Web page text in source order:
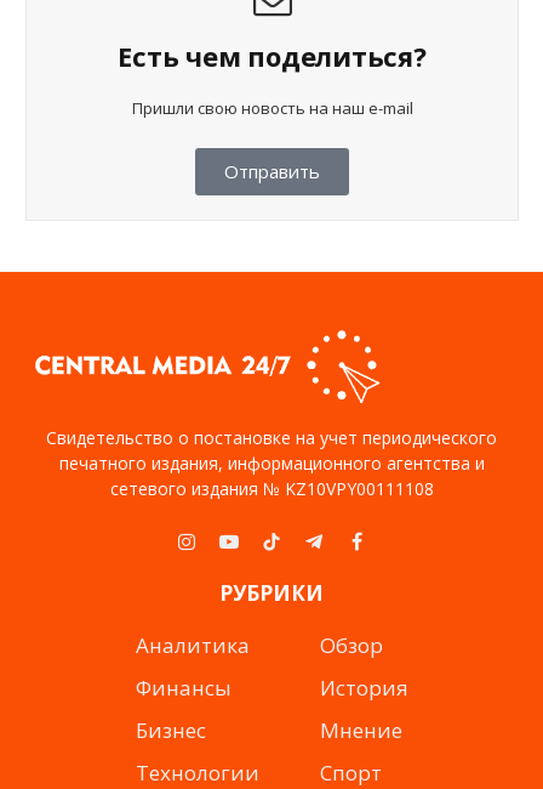
Есть чем поделиться?
Пришли свою новость на наш e-mail
Отправить
Свидетельство о постановке на учет периодического
печатного издания, информационного агентства и
сетевого издания № KZ10VPY00111108
Instagram
YouTubeTikTokTelegramFacebook
РУБРИКИ
Аналитика
Финансы
Бизнес
Технологии
Обзор
История
Мнение
Спорт